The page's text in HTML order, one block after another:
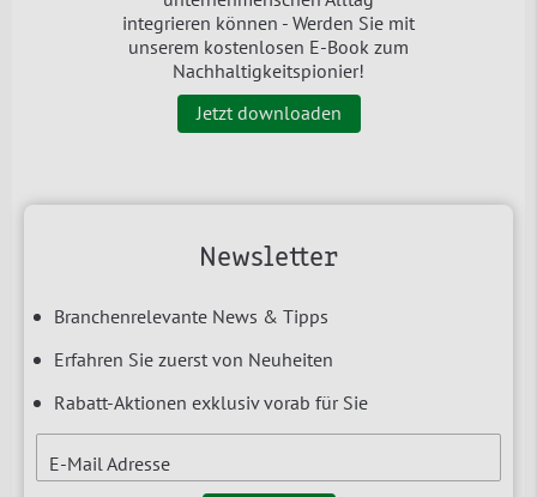
Newsletter
Branchenrelevante News & Tipps
Erfahren Sie zuerst von Neuheiten
Rabatt-Aktionen exklusiv vorab für Sie
E-Mail Adresse
integrieren können - Werden Sie mit
unserem kostenlosen E-Book zum
Nachhaltigkeitspionier!
Jetzt downloaden